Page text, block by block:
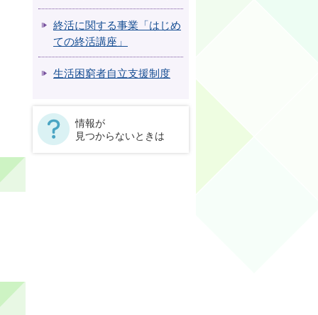
終活に関する事業「はじめ
ての終活講座」
生活困窮者自立支援制度
情報が
見つからないときは